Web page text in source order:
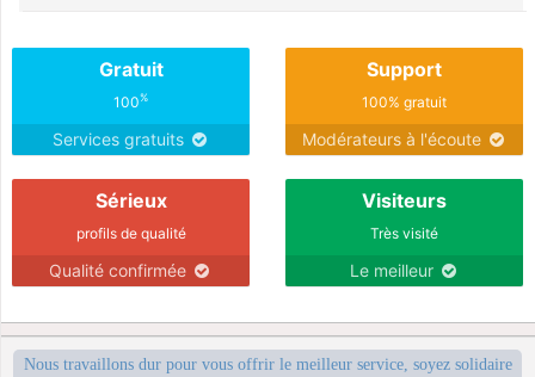
Gratuit
100%
Services gratuits
Support
100% gratuit
Modérateurs à l'écoute
Sérieux
profils de qualité
Qualité confirmée
Visiteurs
Très visité
Le meilleur
Nous travaillons dur pour vous offrir le meilleur service, soyez solidaire